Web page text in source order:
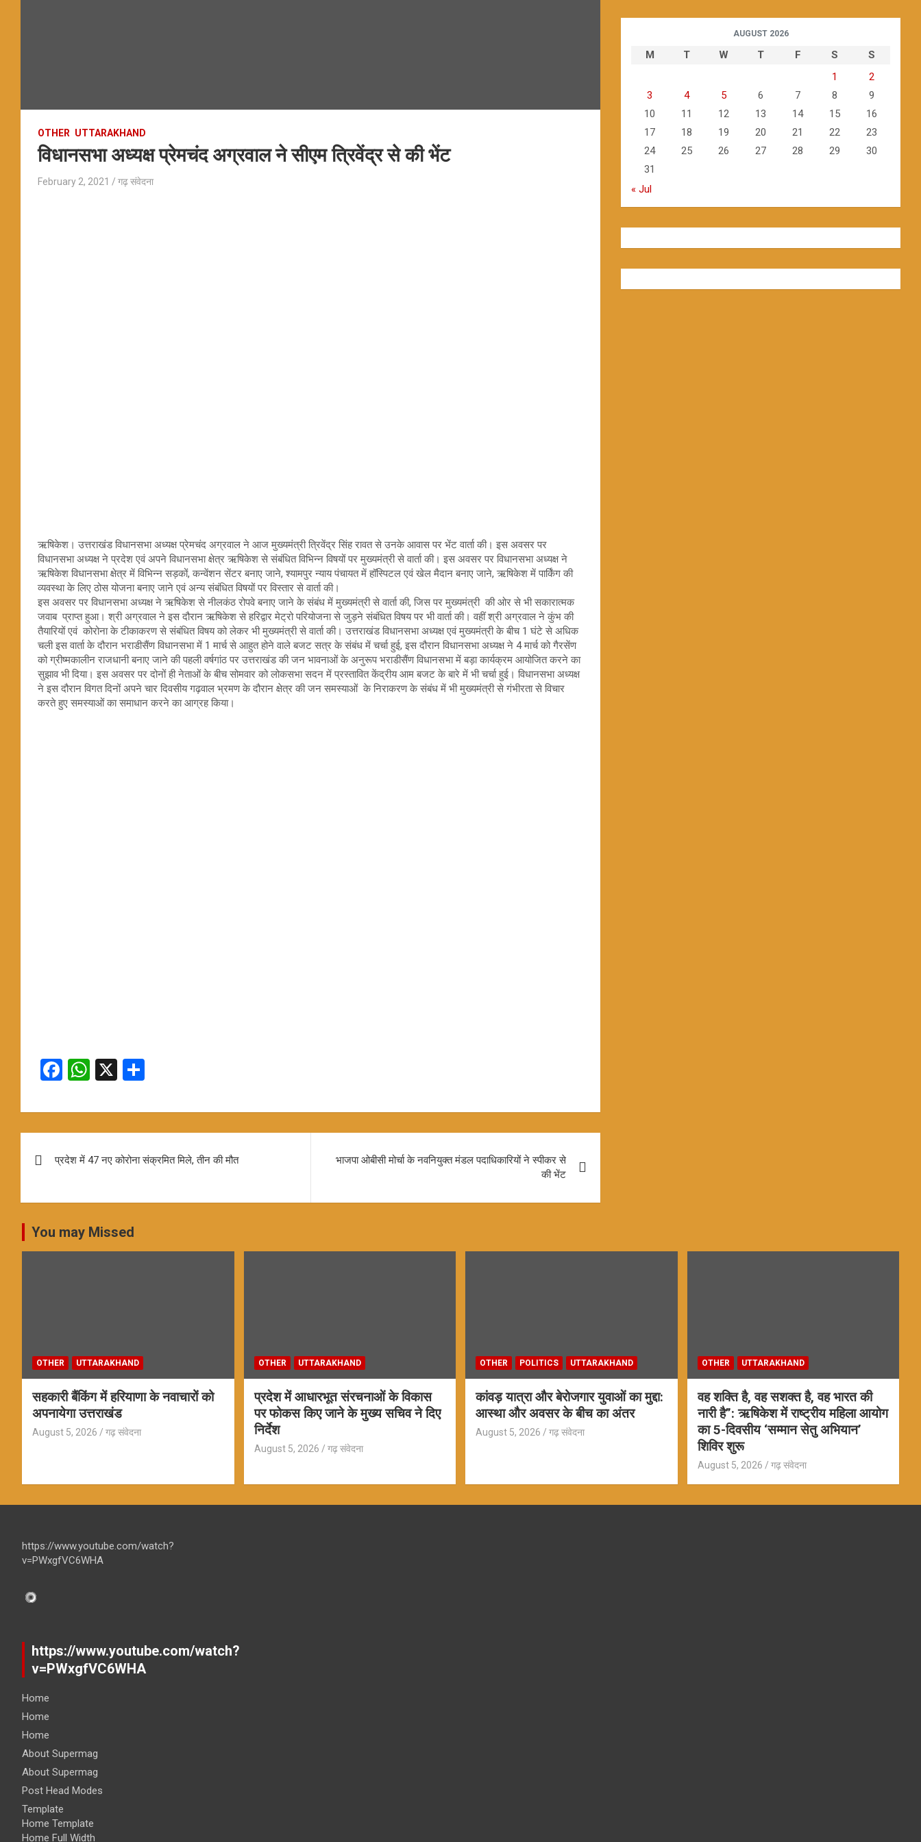
OTHER UTTARAKHAND
विधानसभा अध्यक्ष प्रेमचंद अग्रवाल ने सीएम त्रिवेंद्र से की भेंट
February 2, 2021 गढ़ संवेदना
ऋषिकेश। उत्तराखंड विधानसभा अध्यक्ष प्रेमचंद अग्रवाल ने आज मुख्यमंत्री त्रिवेंद्र सिंह रावत से उनके आवास पर भेंट वार्ता की। इस अवसर पर
विधानसभा अध्यक्ष ने प्रदेश एवं अपने विधानसभा क्षेत्र ऋषिकेश से संबंधित विभिन्न विषयों पर मुख्यमंत्री से वार्ता की। इस अवसर पर विधानसभा अध्यक्ष ने
ऋषिकेश विधानसभा क्षेत्र में विभिन्न सड़कों, कन्वेंशन सेंटर बनाए जाने, श्यामपुर न्याय पंचायत में हॉस्पिटल एवं खेल मैदान बनाए जाने, ऋषिकेश में पार्किंग की
व्यवस्था के लिए ठोस योजना बनाए जाने एवं अन्य संबंधित विषयों पर विस्तार से वार्ता की।
इस अवसर पर विधानसभा अध्यक्ष ने ऋषिकेश से नीलकंठ रोपवे बनाए जाने के संबंध में मुख्यमंत्री से वार्ता की, जिस पर मुख्यमंत्री की ओर से भी सकारात्मक
जवाब प्राप्त हुआ। श्री अग्रवाल ने इस दौरान ऋषिकेश से हरिद्वार मेट्रो परियोजना से जुड़ने संबंधित विषय पर भी वार्ता की। वहीं श्री अग्रवाल ने कुंभ की
तैयारियों एवं कोरोना के टीकाकरण से संबंधित विषय को लेकर भी मुख्यमंत्री से वार्ता की। उत्तराखंड विधानसभा अध्यक्ष एवं मुख्यमंत्री के बीच 1 घंटे से अधिक
चली इस वार्ता के दौरान भराडीसैंण विधानसभा में 1 मार्च से आहुत होने वाले बजट सत्र के संबंध में चर्चा हुई, इस दौरान विधानसभा अध्यक्ष ने 4 मार्च को गैरसेंण
को ग्रीष्मकालीन राजधानी बनाए जाने की पहली वर्षगांठ पर उत्तराखंड की जन भावनाओं के अनुरूप भराडीसैंण विधानसभा में बड़ा कार्यक्रम आयोजित करने का
सुझाव भी दिया। इस अवसर पर दोनों ही नेताओं के बीच सोमवार को लोकसभा सदन में प्रस्तावित केंद्रीय आम बजट के बारे में भी चर्चा हुई। विधानसभा अध्यक्ष
ने इस दौरान विगत दिनों अपने चार दिवसीय गढ़वाल भ्रमण के दौरान क्षेत्र की जन समस्याओं के निराकरण के संबंध में भी मुख्यमंत्री से गंभीरता से विचार
करते हुए समस्याओं का समाधान करने का आग्रह किया।
F
ce
b
o
k
W
at
s
A
p
X
ar
e
navigation
प्रदेश में 47 नए कोरोना संक्रमित मिले, तीन की मौत
भाजपा ओबीसी मोर्चा के नवनियुक्त मंडल पदाधिकारियों ने स्पीकर से
की भेंट
AUGUST 2026
M T W T F S
S
1
2
3
4 5 6 7 8
9
10
11 12 13 14 15
16
17
18 19 20 21 22
23
24
25 26 27 28 29
30
31
« Jul
You may Missed
OTHER UTTARAKHAND
सहकारी बैंकिंग में हरियाणा के नवाचारों को
अपनायेगा उत्तराखंड
August 5, 2026 गढ़ संवेदना
OTHER UTTARAKHAND
प्रदेश में आधारभूत संरचनाओं के विकास
पर फोकस किए जाने के मुख्य सचिव ने दिए
निर्देश
August 5, 2026 गढ़ संवेदना
OTHER POLITICS UTTARAKHAND
कांवड़ यात्रा और बेरोजगार युवाओं का मुद्दा:
आस्था और अवसर के बीच का अंतर
August 5, 2026 गढ़ संवेदना
OTHER UTTARAKHAND
वह शक्ति है, वह सशक्त है, वह भारत की
नारी है”: ऋषिकेश में राष्ट्रीय महिला आयोग
का 5-दिवसीय ‘सम्मान सेतु अभियान’
शिविर शुरू
August 5, 2026 गढ़ संवेदना
https://www.youtube.com/watch?
v=PWxgfVC6WHA
https://www.youtube.com/watch?
v=PWxgfVC6WHA
Home
Home
Home
About Supermag
About Supermag
Post Head Modes
Template
Home Template
Home Full Width